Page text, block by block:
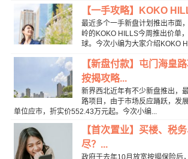
【一手攻略】KOKO
最近多个一手新盘计划推出市面
岭的KOKO HILLS今周推出价单
球。今次小编为大家介绍KOKO
【新盘付款】屯门海皇
按揭攻略...
新界西北近年有不少新盘推出，
路项目，由于市场反应踊跃，发
单位应市，折实价552.43万元起。今次小编...
【首次置业】买楼、税
尽？...
政府于去年10月放宽按揭保险后